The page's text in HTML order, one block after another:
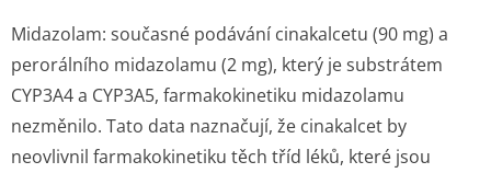
Midazolam: současné podávání cinakalcetu (90 mg) a
perorálního midazolamu (2 mg), který je substrátem
CYP3A4 a CYP3A5, farmakokinetiku midazolamu
nezměnilo. Tato data naznačují, že cinakalcet by
neovlivnil farmakokinetiku těch tříd léků, které jsou